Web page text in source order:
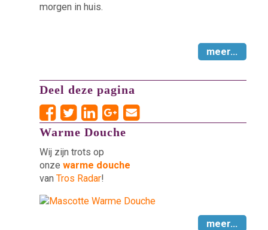
morgen in huis.
meer...
Deel deze pagina
Warme Douche
Wij zijn trots op
onze warme douche
van Tros Radar!
meer...